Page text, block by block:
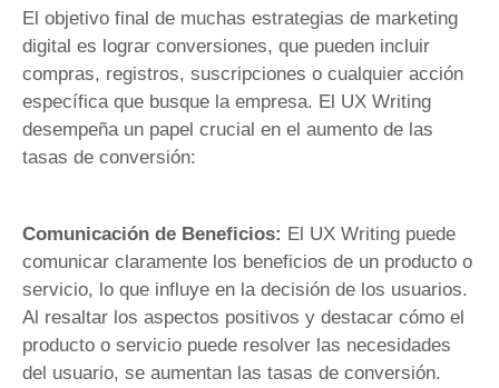
El objetivo final de muchas estrategias de marketing
digital es lograr conversiones, que pueden incluir
compras, registros, suscripciones o cualquier acción
específica que busque la empresa. El UX Writing
desempeña un papel crucial en el aumento de las
tasas de conversión:
Comunicación de Beneficios: El UX Writing puede
comunicar claramente los beneficios de un producto o
servicio, lo que influye en la decisión de los usuarios.
Al resaltar los aspectos positivos y destacar cómo el
producto o servicio puede resolver las necesidades
del usuario, se aumentan las tasas de conversión.